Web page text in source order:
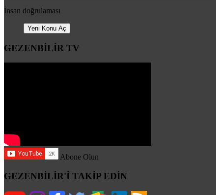
İnsan doğrulaması
Yeni Konu Aç
GEZENBİLİR TV
Abone Olun
GEZENBİLİR'İ TAKİP EDİN